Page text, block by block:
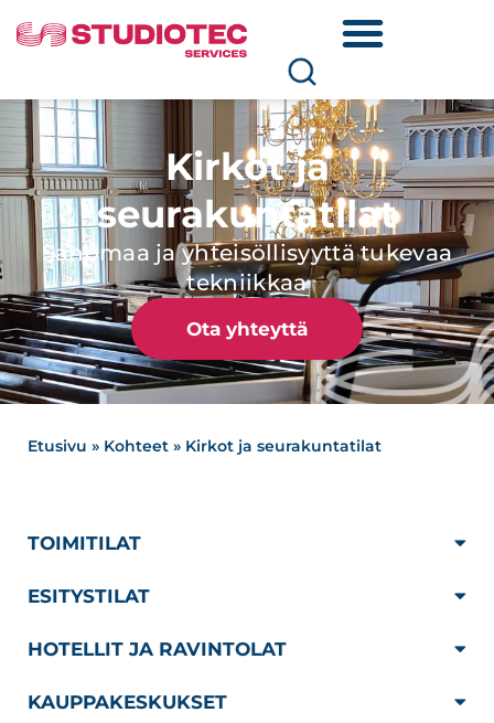
Kirkot ja
seurakuntatilat
Sanomaa ja yhteisöllisyyttä tukevaa
tekniikkaa
Ota yhteyttä
Etusivu » Kohteet » Kirkot ja seurakuntatilat
TOIMITILAT
ESITYSTILAT
HOTELLIT JA RAVINTOLAT
KAUPPAKESKUKSET